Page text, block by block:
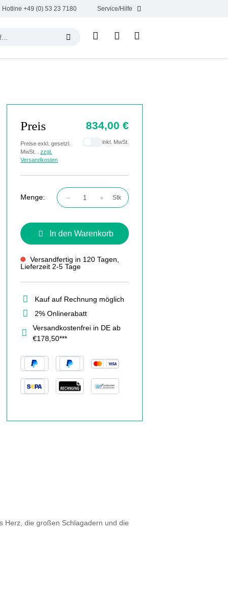
Hotline +49 (0) 53 23 7180 Service/Hilfe
Preis
Preise exkl. gesetzl.
MwSt. .
zzgl.
Versandkosten
834,00 €
inkl. MwSt.
Menge:
Produkt Anzahl: Gib den gewünschten
Stk
In den Warenkorb
Versandfertig in 120 Tagen,
Lieferzeit 2-5 Tage
Kauf auf Rechnung möglich
2% Onlinerabatt
Versandkostenfrei in DE ab
€178,50***
Herz, die großen Schlagadern und die